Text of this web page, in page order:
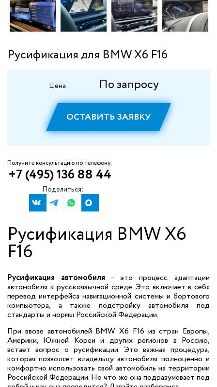
Русификация для BMW X6 F16
Цена: По запросу
ОСТАВИТЬ ЗАЯВКУ
Получите консультацию по телефону:
+7 (495) 136 88 44
Поделиться:
Русификация BMW X6
F16
Русификация автомобиля - это процесс адаптации
автомобиля к русскоязычной среде. Это включает в себя
перевод интерфейса навигационной системы и бортового
компьютера, а также подстройку автомобиля под
стандарты и нормы Российской Федерации.
При ввозе автомобилей BMW X6 F16 из стран Европы,
Америки, Южной Кореи и других регионов в Россию,
встает вопрос о русификации. Это важная процедура,
которая позволяет владельцу автомобиля полноценно и
комфортно использовать свой автомобиль на территории
Российской Федерации. Но что же она подразумевает под